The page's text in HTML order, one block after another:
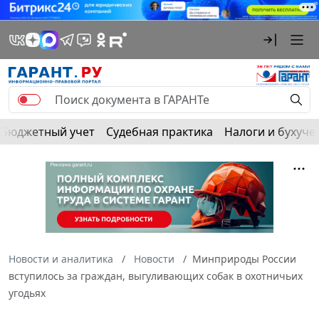
Бюджетный учет Судебная практика Налоги и
Новости и аналитика Новости
Минприроды России
вступилось за граждан, выгуливающих собак в охотничьих
угодьях